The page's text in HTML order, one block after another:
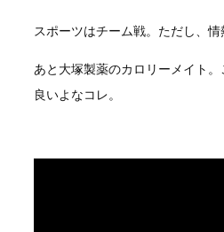
スポーツはチーム戦。ただし、情
あと大塚製薬のカロリーメイト
良いよなコレ。